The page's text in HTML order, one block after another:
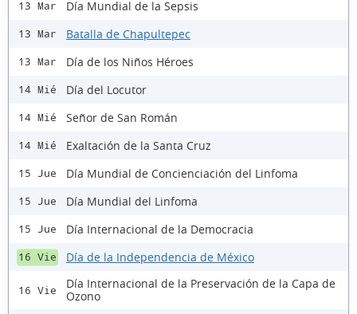
13 Mar Día Mundial de la Sepsis
13 Mar Batalla de Chapultepec
13 Mar Día de los Niños Héroes
14 Mié Día del Locutor
14 Mié Señor de San Román
14 Mié Exaltación de la Santa Cruz
15 Jue Día Mundial de Concienciación del Linfoma
15 Jue Día Mundial del Linfoma
15 Jue Día Internacional de la Democracia
16 Vie Día de la Independencia de México
16 Vie
Día Internacional de la Preservación de la Capa de
Ozono